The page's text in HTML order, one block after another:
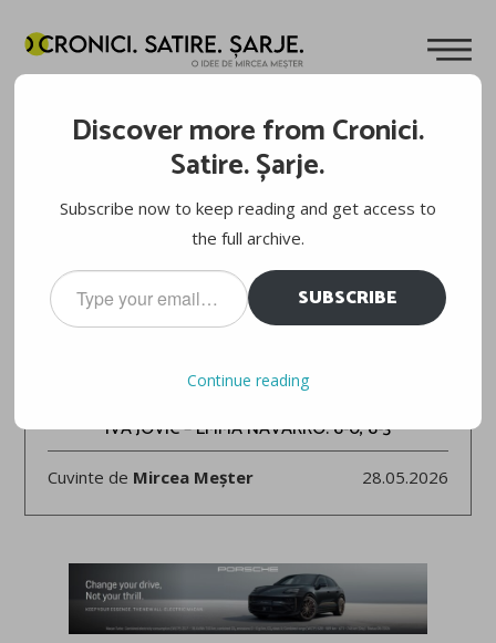
ROLAND-GARROS 2026
IVA JOVIC – EMMA NAVARRO: 6-0, 6-3
Cuvinte de Mircea Meșter 28.05.2026
Discover more from Cronici.
Satire. Șarje.
Subscribe now to keep reading and get access to
the full archive.
Type
your
email…
SUBSCRIBE
Continue reading